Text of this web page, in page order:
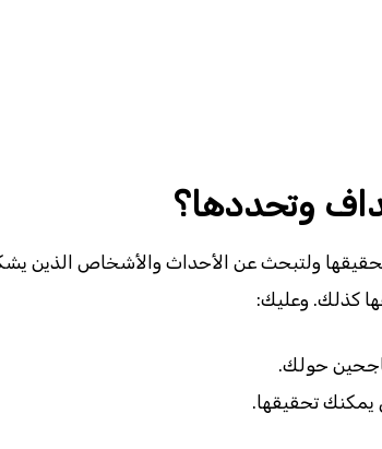
وتحددها؟
ولتبحث عن الأحداث والأشخاص الذين
كذلك. وعليك:
حولك.
يمكنك تحقيقها.